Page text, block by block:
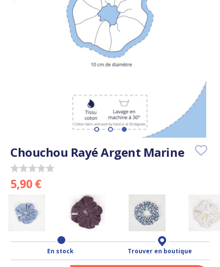
Chouchou Rayé Argent Marine
5,90 €
En stock Trouver en boutique